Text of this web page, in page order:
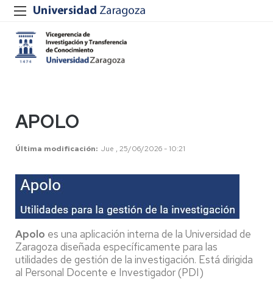
APOLO
Última modificación Jue , 25/06/2026 - 10:21
Apolo es una aplicación interna de la Universidad de
Zaragoza diseñada específicamente para las
utilidades de gestión de la investigación. Está dirigida
al Personal Docente e Investigador (PDI)